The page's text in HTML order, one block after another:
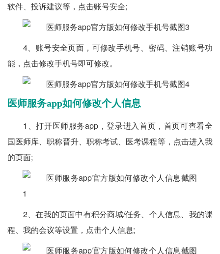
软件、投诉建议等，点击账号安全;
4、账号安全页面，可修改手机号、密码、注销账号功
能，点击修改手机号即可修改。
医师服务app如何修改个人信息
1、打开医师服务app，登录进入首页，首页可查看全
国医师库、职称晋升、职称考试、医考课程等，点击进入我
的页面;
2、在我的页面中有积分商城/任务、个人信息、我的课
程、我的会议等设置，点击个人信息;